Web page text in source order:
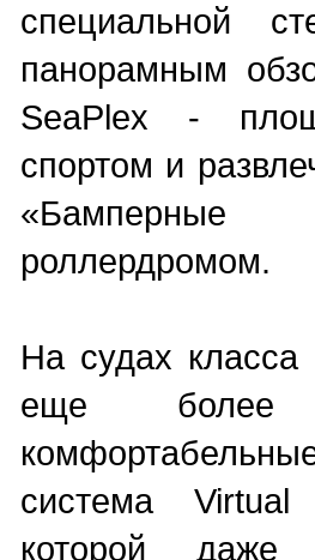
специальной
панорамным
SeaPlex -
спортом и
роллердромом.
На судах класса
еще более
система Virtual
которой даже